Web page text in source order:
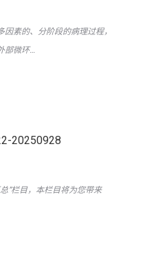
素的、分阶段的病理过程，
部微环…
20250928
”栏目，本栏目将为您带来